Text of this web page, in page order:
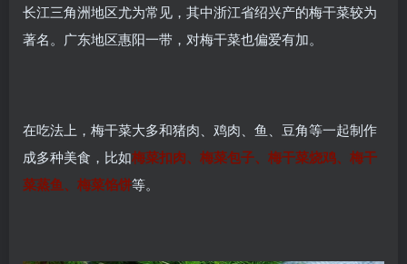
长江三角洲地区尤为常见，其中浙江省绍兴产的梅干菜较为
著名。广东地区惠阳一带，对梅干菜也偏爱有加。
在吃法上，梅干菜大多和猪肉、鸡肉、鱼、豆角等一起制作
成多种美食，比如梅菜扣肉、梅菜包子、梅干菜烧鸡、梅干
菜蒸鱼、梅菜馅饼等。